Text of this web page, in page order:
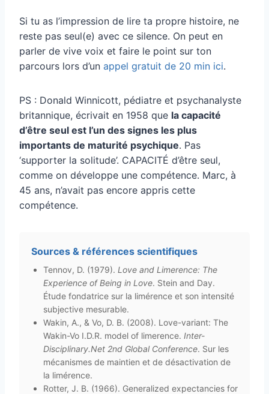
Si tu as l’impression de lire ta propre histoire, ne
reste pas seul(e) avec ce silence. On peut en
parler de vive voix et faire le point sur ton
parcours lors d’un appel gratuit de 20 min ici.
PS : Donald Winnicott, pédiatre et psychanalyste
britannique, écrivait en 1958 que la capacité
d’être seul est l’un des signes les plus
importants de maturité psychique. Pas
‘supporter la solitude’. CAPACITÉ d’être seul,
comme on développe une compétence. Marc, à
45 ans, n’avait pas encore appris cette
compétence.
Sources & références scientifiques
Tennov, D. (1979). Love and Limerence: The
Experience of Being in Love. Stein and Day.
Étude fondatrice sur la limérence et son intensité
subjective mesurable.
Wakin, A., & Vo, D. B. (2008). Love-variant: The
Wakin-Vo I.D.R. model of limerence. Inter-
Disciplinary.Net 2nd Global Conference. Sur les
mécanismes de maintien et de désactivation de
la limérence.
Rotter, J. B. (1966). Generalized expectancies for